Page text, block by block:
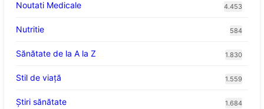
Noutati Medicale 4.453
Nutritie 584
Sănătate de la A la Z 1.830
Stil de viaţă 1.559
Ştiri sănătate 1.684